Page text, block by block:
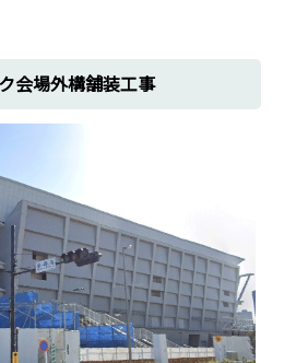
内建設工事
ニュータウン製造道路舗装
所
所構内作業工事
業工事
力発電所
料再処理工場
クリーンセンター
会場外構舗装工事